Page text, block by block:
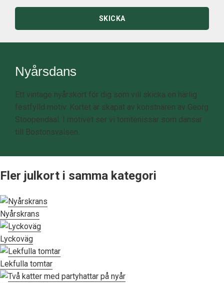
SKICKA
Nyårsdans
Ett vintage nyårskort för dig som vill skicka en härlig
festfylld motiv. Kortet är skapat av konstnären av Georg
Stoopendaal. I motivet ser vi tomtenissar som dansar
till Bostonsvalsen.
Fler julkort i samma kategori
Nyårskrans
Lyckoväg
Lekfulla tomtar